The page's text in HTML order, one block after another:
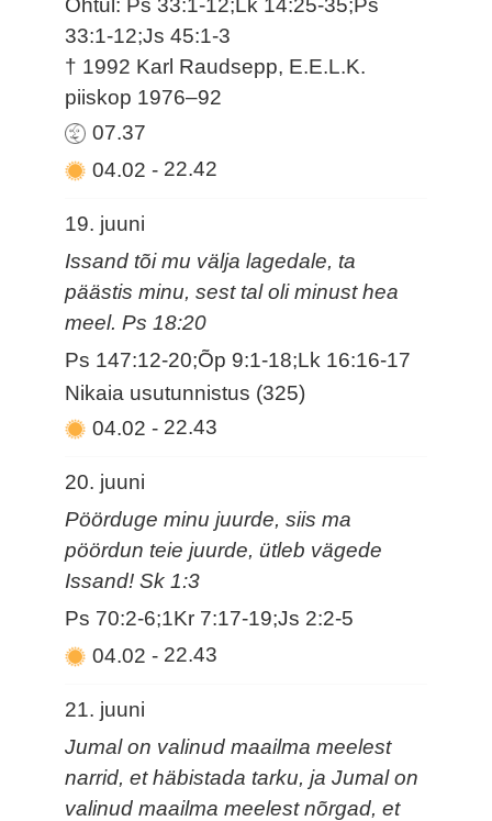
Õhtul: Ps 33:1-12;Lk 14:25-35;Ps
33:1-12;Js 45:1-3
† 1992 Karl Raudsepp, E.E.L.K.
piiskop 1976–92
07.37
04.02- 22.42
19. juuni
Issand tõi mu välja lagedale, ta
päästis minu, sest tal oli minust hea
meel. Ps 18:20
Ps 147:12-20;Õp 9:1-18;Lk 16:16-17
Nikaia usutunnistus (325)
04.02- 22.43
20. juuni
Pöörduge minu juurde, siis ma
pöördun teie juurde, ütleb vägede
Issand! Sk 1:3
Ps 70:2-6;1Kr 7:17-19;Js 2:2-5
04.02- 22.43
21. juuni
Jumal on valinud maailma meelest
narrid, et häbistada tarku, ja Jumal on
valinud maailma meelest nõrgad, et